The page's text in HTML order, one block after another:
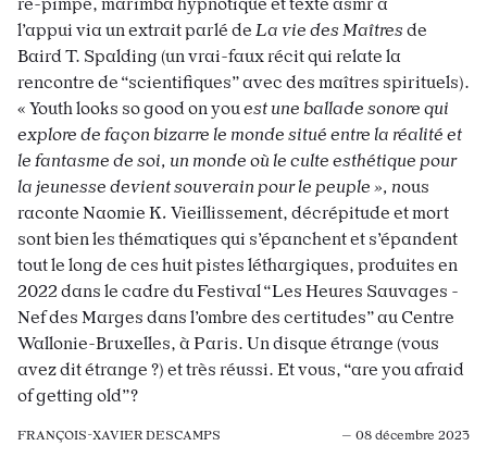
l’appui via un extrait parlé de La vie des Maîtres de
Baird T. Spalding (un vrai-faux récit qui relate la
rencontre de “scientifiques” avec des maîtres spirituels).
« Youth looks so good on youest une ballade sonore qui
explore de façon bizarre le monde situé entre la réalité et
le fantasme de soi, un monde où le culte esthétique pour
la jeunesse devient souverain pour le peuple », nous
raconte Naomie K. Vieillissement, décrépitude et mort
sont bien les thématiques qui s’épanchent et s’épandent
tout le long de ces huit pistes léthargiques, produites en
2022 dans le cadre du Festival “Les Heures Sauvages -
Nef des Marges dans l’ombre des certitudes” au Centre
Wallonie-Bruxelles, à Paris. Un disque étrange (vous
avez dit étrange ?) et très réussi. Et vous, “are you afraid
of getting old”?
FRANÇOIS-XAVIER DESCAMPS — 08 décembre 2023